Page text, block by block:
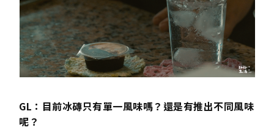
GL：目前冰磚只有單一風味嗎？還是有推出不同風味
呢？